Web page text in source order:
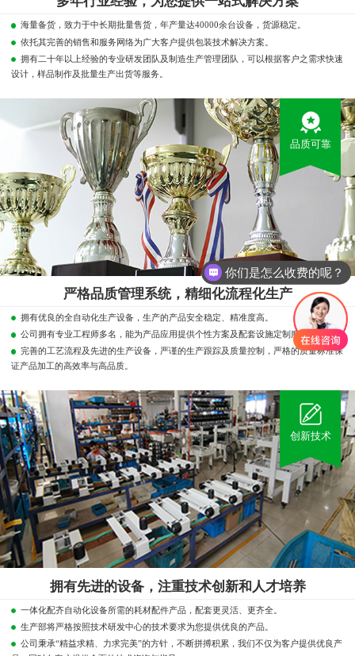
海量备货，致力于中长期批量售货，年产量达40000余台设备，货源稳定。
依托其完善的销售和服务网络为广大客户提供包装技术解决方案。
拥有二十年以上经验的专业研发团队及制造生产管理团队，可以根据客户之需求快速
设计，样品制作及批量生产出货等服务。
品质可靠
严格品质管理系统，精细化流程化生产
拥有优良的全自动化生产设备，生产的产品安全稳定、精准度高。
公司拥有专业工程师多名，能为产品应用提供个性方案及配套设施定制服务。
完善的工艺流程及先进的生产设备，严谨的生产跟踪及质量控制，严格的质量标准保
证产品加工的高效率与高品质。
创新技术
拥有先进的设备，注重技术创新和人才培养
一体化配齐自动化设备所需的耗材配件产品，配套更灵活、更齐全。
生产部将严格按照技术研发中心的技术要求为您提供优良的产品。
公司秉承“精益求精、力求完美”的方针，不断拼搏积累，我们不仅为客户提供优良产
你们是怎么收费的呢？